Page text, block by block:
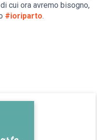
cui ora avremo bisogno,
#ioriparto.